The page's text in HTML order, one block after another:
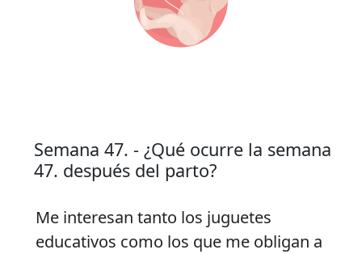
Semana 47. - ¿Qué ocurre la semana
47. después del parto?
Me interesan tanto los juguetes
educativos como los que me obligan a